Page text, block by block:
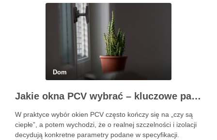
Dom
Jakie okna PCV wybrać – kluczowe parametry, profile, szyby, okucia i współczynnik Uw
W praktyce wybór okien PCV często kończy się na „czy są
ciepłe”, a potem wychodzi, że o realnej szczelności i izolacji
decydują konkretne parametry podane w specyfikacji.